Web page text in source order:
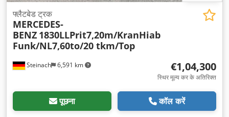
Steinach 6,591 km
फ्लैटबेड ट्रक
MERCEDES-
BENZ 1830LLPrit7,20m/KranHiab
Funk/NL7,60to/20 tkm/Top
€1,04,300
स्थिर मूल्य कर के अतिरिक्त
पूछना कॉल करें